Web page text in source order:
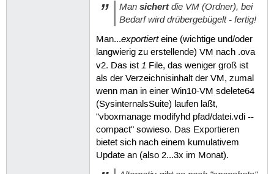
Man sichertdie VM (Ordner), bei
Bedarf wird drübergebügelt - fertig!
Man...exportierteine (wichtige und/oder
langwierig zu erstellende) VM nach .ova
v2. Das ist 1 File, das weniger groß ist
als der Verzeichnisinhalt der VM, zumal
wenn man in einer Win10-VM sdelete64
(SysinternalsSuite) laufen läßt,
"vboxmanage modifyhd pfad/datei.vdi --
compact" sowieso. Das Exportieren
bietet sich nach einem kumulativem
Update an (also 2...3x im Monat).